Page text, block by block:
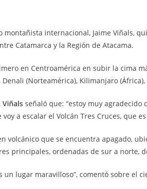
montañista internacional, Jaime Viñals,
Catamarca y la Región de Atacama.
en Centroamérica en subir la cima
(Norteamérica), Kilimanjaro
Viñals señaló que: “estoy muy
a escalar el Volcán Tres Cruces, que
volcánico que se encuentra apagado,
principales, ordenadas de sur a norte,
un lugar maravilloso”, comentó sobre el